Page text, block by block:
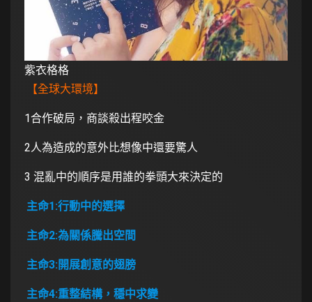
紫衣格格
【全球大環境】
1合作破局，商談殺出程咬金
2人為造成的意外比想像中還要驚人
3 混亂中的順序是用誰的拳頭大來決定的
主命1:行動中的選擇
主命2:為關係騰出空間
主命3:開展創意的翅膀
主命4:重整結構，穩中求變